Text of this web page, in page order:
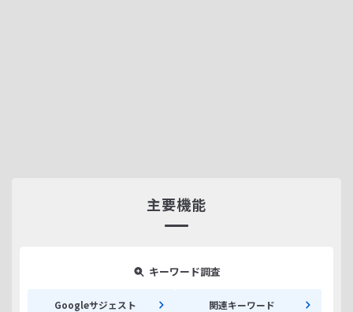
主要機能
キーワード調査
Googleサジェスト 関連キーワード